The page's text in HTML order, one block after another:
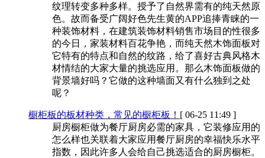
纹理转变多种多样。授予了自然界需有的纯天然原
色。故而备受广阔好色先生黄的APP追捧青睐的一
种装饰材料，在建筑装饰材料销售市场目的性很多
的今日，家装材料百花争艳，而纯天然木饰面板对
它特有的特点和自然的纹路，给了喜好古典风格木
材情结的大家大量的挑选应用。那么木饰面板做的
背景墙好吗？它做的这种墙面又有什么独到之处
呢？
橱柜板的板材种类，常见的橱柜板！ [ 06-25 11:49 ]
厨房橱柜做为餐厅厨房必需的家具，它装修应用的
怎么样也关联着大家应用餐厅厨房的幸福快乐水平
指数，因此许多人会给自己挑选适合的厨房橱柜。